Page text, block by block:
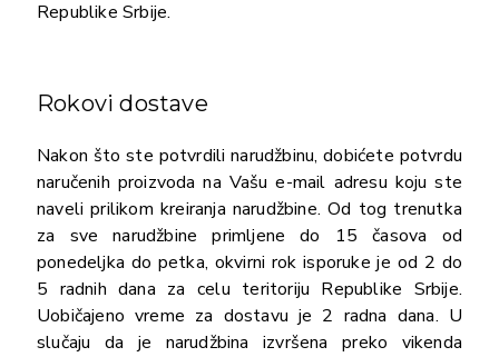
Republike Srbije.
Rokovi dostave
Nakon što ste potvrdili narudžbinu, dobićete potvrdu
naručenih proizvoda na Vašu e-mail adresu koju ste
naveli prilikom kreiranja narudžbine. Od tog trenutka
za sve narudžbine primljene do 15 časova od
ponedeljka do petka, okvirni rok isporuke je od 2 do
5 radnih dana za celu teritoriju Republike Srbije.
Uobičajeno vreme za dostavu je 2 radna dana. U
slučaju da je narudžbina izvršena preko vikenda